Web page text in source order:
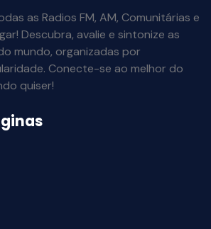
as Radios FM, AM, Comunitárias e
Descubra, avalie e sintonize as
mundo, organizadas por
Conecte-se ao melhor do
quiser!